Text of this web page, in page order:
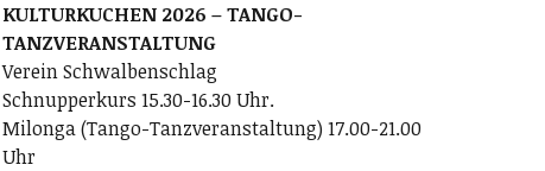
KULTURKUCHEN 2026 – TANGO-
TANZVERANSTALTUNG
Verein Schwalbenschlag
Schnupperkurs 15.30-16.30 Uhr.
Milonga (Tango-Tanzveranstaltung) 17.00-21.00
Uhr